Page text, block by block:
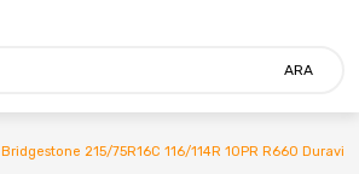
ARA
Bridgestone 215/75R16C 116/114R 10PR R660 Duravis